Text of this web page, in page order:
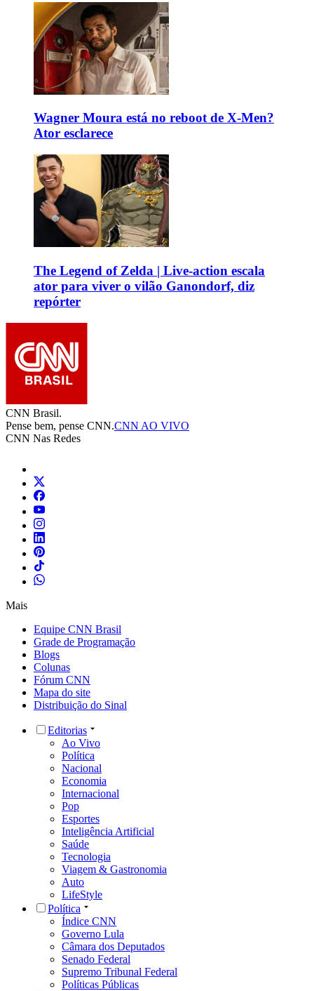
Wagner Moura está no reboot de X-Men?
Ator esclarece
The Legend of Zelda | Live-action escala
ator para viver o vilão Ganondorf, diz
repórter
CNN Brasil.
Pense bem, pense CNN.CNN AO VIVO
CNN Nas Redes
Mais
Equipe CNN Brasil
Grade de Programação
Blogs
Colunas
Fórum CNN
Mapa do site
Distribuição do Sinal
Editorias
Ao Vivo
Política
Nacional
Economia
Internacional
Pop
Esportes
Inteligência Artificial
Saúde
Tecnologia
Viagem & Gastronomia
Auto
LifeStyle
Política
Índice CNN
Governo Lula
Câmara dos Deputados
Senado Federal
Supremo Tribunal Federal
Políticas Públicas